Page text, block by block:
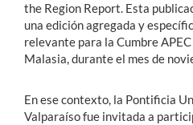
the Region Report. Esta
una edición agregada y
relevante para la Cumbre
Malasia, durante el mes de
En ese contexto, la Pontificia
Valparaíso fue invitada a